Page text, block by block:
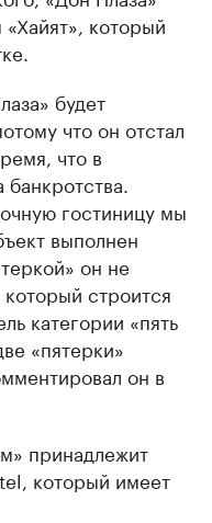
который
будет
что он отстал
что в
гостиницу мы
выполнен
он не
строится
категории «пять
«пятерки»
он в
принадлежит
который имеет